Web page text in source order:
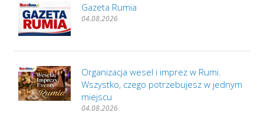
Gazeta Rumia
04.08.2026
Organizacja wesel i imprez w Rumi.
Wszystko, czego potrzebujesz w jednym
miejscu
04.08.2026